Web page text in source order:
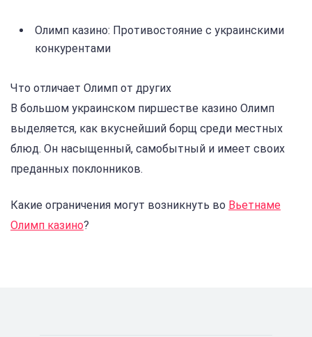
Олимп казино: Противостояние с украинскими
конкурентами
Что отличает Олимп от других
В большом украинском пиршестве казино Олимп
выделяется, как вкуснейший борщ среди местных
блюд. Он насыщенный, самобытный и имеет своих
преданных поклонников.
Какие ограничения могут возникнуть во Вьетнаме
Олимп казино?